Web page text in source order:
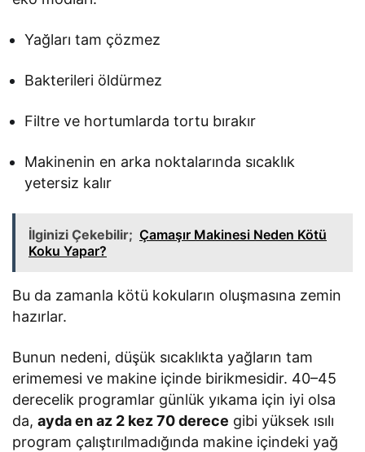
Yağları tam çözmez
Bakterileri öldürmez
Filtre ve hortumlarda tortu bırakır
Makinenin en arka noktalarında sıcaklık
yetersiz kalır
İlginizi Çekebilir; Çamaşır Makinesi Neden Kötü
Koku Yapar?
Bu da zamanla kötü kokuların oluşmasına zemin
hazırlar.
Bunun nedeni, düşük sıcaklıkta yağların tam
erimemesi ve makine içinde birikmesidir. 40–45
derecelik programlar günlük yıkama için iyi olsa
da,ayda en az 2 kez 70 derece gibi yüksek ısılı
program çalıştırılmadığında makine içindeki yağ